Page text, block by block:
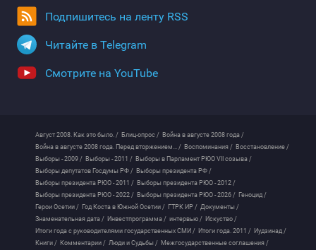
Подпишитесь на ленту RSS
Читайте в Telegram
Смотрите на YouTube
Август 2008. Как это было. / Блиц-опрос / Война в августе 2008 года /
Война в августе 2008 года. Перед вторжением... / Воспоминания / Восстановление /
Выборы - 2009 / Выборы - 2011 / Выборы в Парламент РЮО VII созыва /
Выборы депутатов Госдумы РФ / Выборы президента РФ /
Выборы президента РЮО - 2011 / Выборы президента РЮО - 2012 /
Выборы президента РЮО - 2022 / Выборы президента РЮО - 2026 / Геноцид /
Герои Осетии / Год Коста в Южной Осетии / ГТРК ИР / Документы /
Знаменательная дата / Инвестпрограмма / интервью / Искуство /
Итоги года с руководителями государственных СМИ / Итоги года. 2011 / Иудзинад /
Книги / Комментарии / Люди и Судьбы / Межгосударственные соглашения /